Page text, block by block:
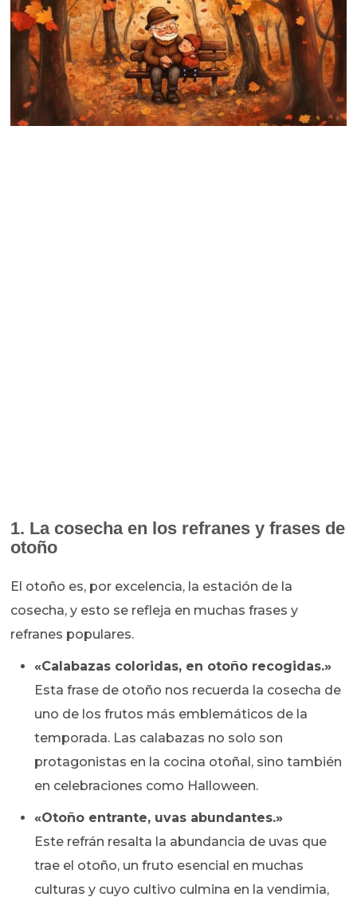
1. La cosecha en los refranes y frases de
otoño
El otoño es, por excelencia, la estación de la
cosecha, y esto se refleja en muchas frases y
refranes populares.
«Calabazas coloridas, en otoño recogidas.»
Esta frase de otoño nos recuerda la cosecha de
uno de los frutos más emblemáticos de la
temporada. Las calabazas no solo son
protagonistas en la cocina otoñal, sino también
en celebraciones como Halloween.
«Otoño entrante, uvas abundantes.»
Este refrán resalta la abundancia de uvas que
trae el otoño, un fruto esencial en muchas
culturas y cuyo cultivo culmina en la vendimia,